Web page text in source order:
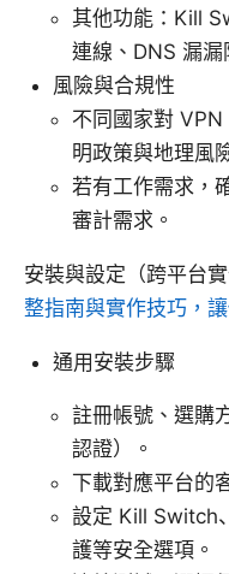
其他功能：Kill
連線、DNS 漏漏
風險與合規性
不同國家對
明政策與地理風
若有工作需求，
審計需求。
安裝與設定（跨平台
整指南與實作技巧，
通用安裝步驟
註冊帳號、選購
認證）。
下載對應平台的
設定 Kill Switch
護等安全選項。